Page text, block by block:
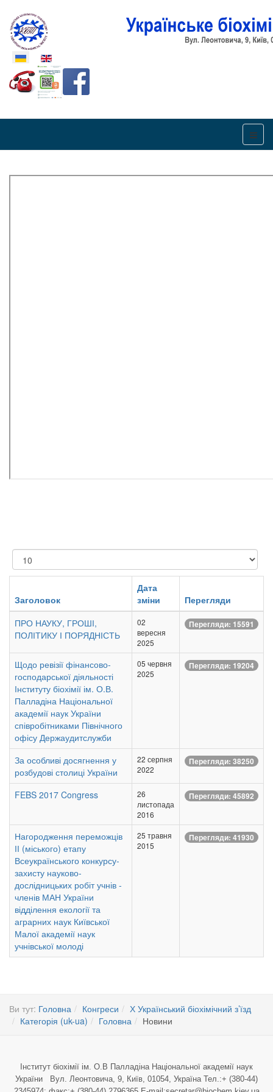
Оберіть свою мову
Показувати
Заголовок
Дата
зміни
Перегляди
ПРО НАУКУ, ГРОШІ,
ПОЛІТИКУ І ПОРЯДНІСТЬ
02
вересня
2025
Перегляди: 15591
Щодо ревізії фінансово-
господарської діяльності
Інституту біохімії ім. О.В.
Палладіна Національної
академії наук України
співробітниками Північного
офісу Держаудитслужби
05 червня
2025
Перегляди: 19204
За особливі досягнення у
розбудові столиці України
22 серпня
2022
Перегляди: 38250
FEBS 2017 Congress
26
листопада
2016
Перегляди: 45892
Нагородження переможців
ІІ (міського) етапу
Всеукраїнського конкурсу-
захисту науково-
дослідницьких робіт учнів -
членів МАН України
відділення екології та
аграрних наук Київської
Малої академії наук
учнівської молоді
25 травня
2015
Перегляди: 41930
Ви тут: Головна Конгреси
Х Український біохімічний з’їзд
Категорія (uk-ua)
Головна Новини
Інститут біохімії ім. О.В Палладіна Національної академії наук
України Вул. Леонтовича, 9, Київ, 01054, Україна Тел.:+ (380-44)